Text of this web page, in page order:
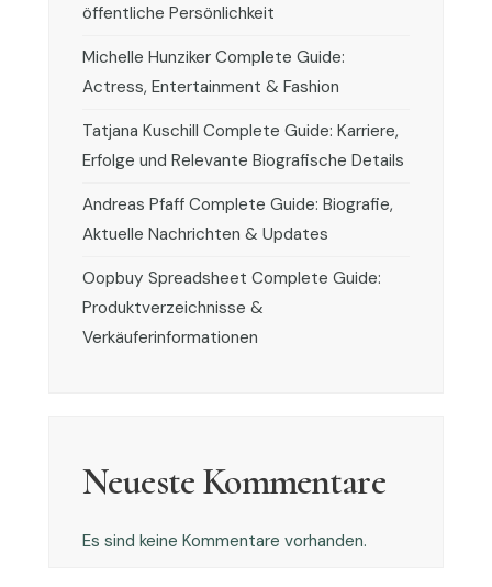
öffentliche Persönlichkeit
Michelle Hunziker Complete Guide:
Actress, Entertainment & Fashion
Tatjana Kuschill Complete Guide: Karriere,
Erfolge und Relevante Biografische Details
Andreas Pfaff Complete Guide: Biografie,
Aktuelle Nachrichten & Updates
Oopbuy Spreadsheet Complete Guide:
Produktverzeichnisse &
Verkäuferinformationen
Neueste Kommentare
Es sind keine Kommentare vorhanden.